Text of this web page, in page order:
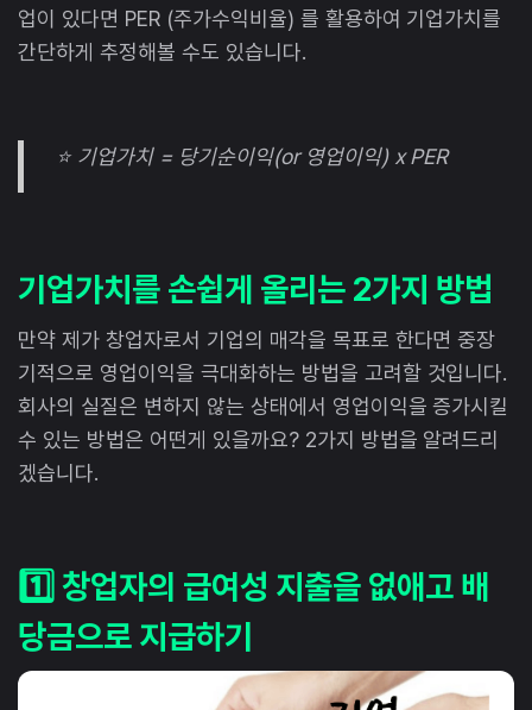
업이 있다면 PER (주가수익비율) 를 활용하여 기업가치를
간단하게 추정해볼 수도 있습니다.
⭐ 기업가치 = 당기순이익(or 영업이익) x PER
기업가치를 손쉽게 올리는 2가지 방법
만약 제가 창업자로서 기업의 매각을 목표로 한다면 중장
기적으로 영업이익을 극대화하는 방법을 고려할 것입니다.
회사의 실질은 변하지 않는 상태에서 영업이익을 증가시킬
수 있는 방법은 어떤게 있을까요? 2가지 방법을 알려드리
겠습니다.
1️⃣ 창업자의 급여성 지출을 없애고 배
당금으로 지급하기